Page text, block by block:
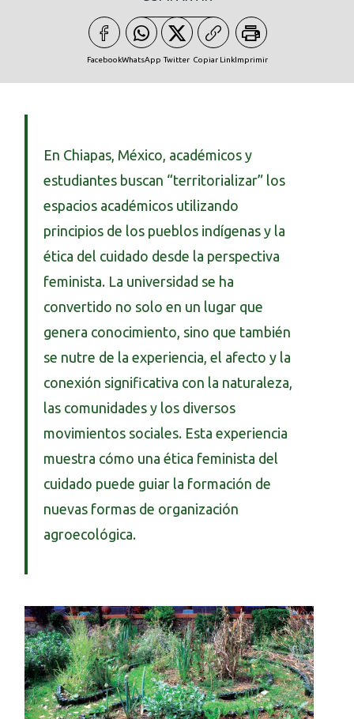
FacebookWhatsApp Twitter Copiar LinkImprimir
En Chiapas, México, académicos y
estudiantes buscan “territorializar” los
espacios académicos utilizando
principios de los pueblos indígenas y la
ética del cuidado desde la perspectiva
feminista. La universidad se ha
convertido no solo en un lugar que
genera conocimiento, sino que también
se nutre de la experiencia, el afecto y la
conexión significativa con la naturaleza,
las comunidades y los diversos
movimientos sociales. Esta experiencia
muestra cómo una ética feminista del
cuidado puede guiar la formación de
nuevas formas de organización
agroecológica.